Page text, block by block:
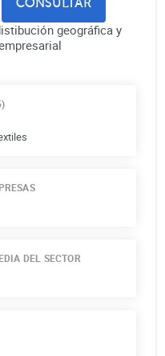
CONSULTAR
geográfica y
DEL SECTOR